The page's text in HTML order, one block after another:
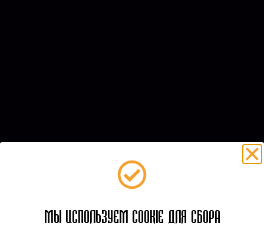
МЫ ИСПОЛЬЗУЕМ COOKIE ДЛЯ СБОРА